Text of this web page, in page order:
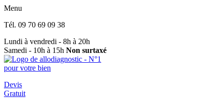
Menu
Tél. 09 70 69 09 38
Lundi à vendredi - 8h à 20h
Samedi - 10h à 15h Non surtaxé
Devis
Gratuit